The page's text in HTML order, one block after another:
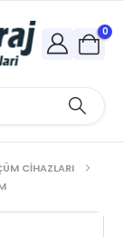
0
CIHAZLARI